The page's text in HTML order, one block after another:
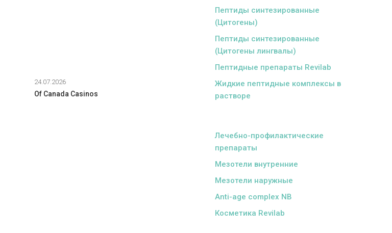
24.07.2026
Of Canada Casinos
Пептиды синтезированные
(Цитогены)
Пептиды синтезированные
(Цитогены лингвалы)
Пептидные препараты Revilab
Жидкие пептидные комплексы в
растворе
Лечебно-профилактические
препараты
Мезотели внутренние
Мезотели наружные
Anti-age complex NB
Косметика Revilab